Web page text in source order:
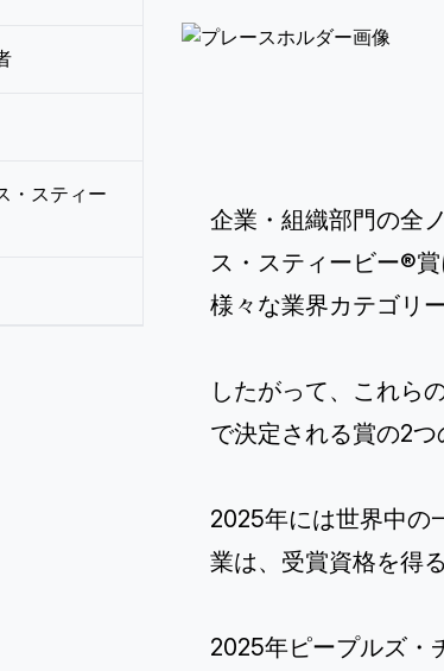
・スティー
企業・組織部門の全
ス・スティービー®
様々な業界カテゴリ
したがって、これら
で決定される賞の2つ
2025年には世界中の
業は、受賞資格を得
2025年ピープルズ・